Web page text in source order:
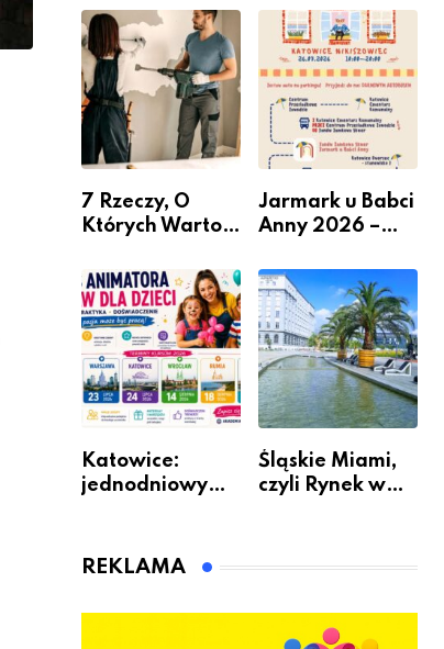
Miastem
Fachowców” –
nabór dla
przedsiębiorców
przesiadkoweg
o w Podlesiu
7 Rzeczy, O
Których Warto
Remontem
Mieszkania
Jarmark u Babci
Anny 2026 –
Katowice:
jednodniowy
animatora
Śląskie Miami,
czyli Rynek w
REKLAMA